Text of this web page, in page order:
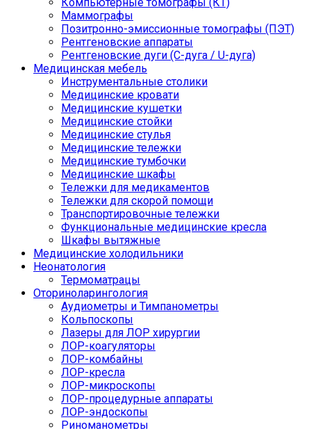
Маммографы
Позитронно-эмиссионные томографы (ПЭТ)
Рентгеновские аппараты
Рентгеновские дуги (С-дуга / U-дуга)
Медицинская мебель
Инструментальные столики
Медицинские кровати
Медицинские кушетки
Медицинские стойки
Медицинские стулья
Медицинские тележки
Медицинские тумбочки
Медицинские шкафы
Тележки для медикаментов
Тележки для скорой помощи
Транспортировочные тележки
Функциональные медицинские кресла
Шкафы вытяжные
Медицинские холодильники
Неонатология
Термоматрацы
Оториноларингология
Аудиометры и Тимпанометры
Кольпоскопы
Лазеры для ЛОР хирургии
ЛОР-коагуляторы
ЛОР-комбайны
ЛОР-кресла
ЛОР-микроскопы
ЛОР-процедурные аппараты
ЛОР-эндоскопы
Риноманометры